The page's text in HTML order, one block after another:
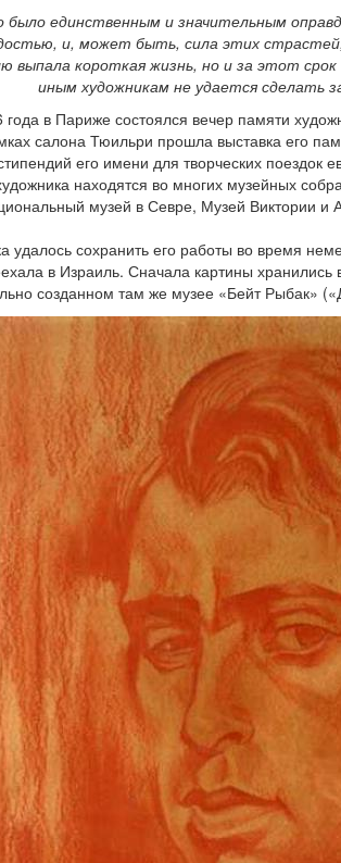
было единственным и значительным
и, может быть, сила этих
выпала короткая жизнь, но и за этот срок
иным художникам не удается сделать
в Париже состоялся вечер памяти
салона Тюильри прошла выставка его
его имени для творческих поездок
находятся во многих музейных
музей в Севре, Музей Виктории и
удалось сохранить его работы во время
в Израиль. Сначала картины
созданном там же музее «Бейт Рыбак»